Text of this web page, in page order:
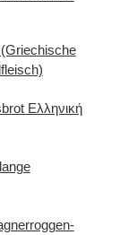
(Griechische
Ελληνική